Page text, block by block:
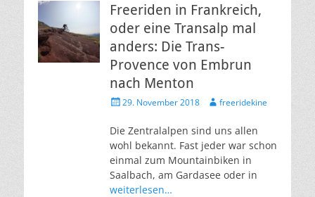
Freeriden in Frankreich,
oder eine Transalp mal
anders: Die Trans-
Provence von Embrun
nach Menton
Veröffentlicht
29. November 2018 Autorfreeridekine
Die Zentralalpen sind uns allen
wohl bekannt. Fast jeder war schon
einmal zum Mountainbiken in
Saalbach, am Gardasee oder in
weiterlesen…